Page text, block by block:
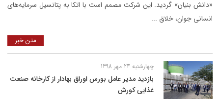
«دانش بنیان» گردید. این شرکت مصمم است با اتکا به پتانسیل سرمایه‌های
انسانی جوان، خلاق ...
متن خبر
چهارشنبه 24 مهر 1398
بازدید مدیر عامل بورس اوراق بهادار از کارخانه صنعت
غذایی کورش